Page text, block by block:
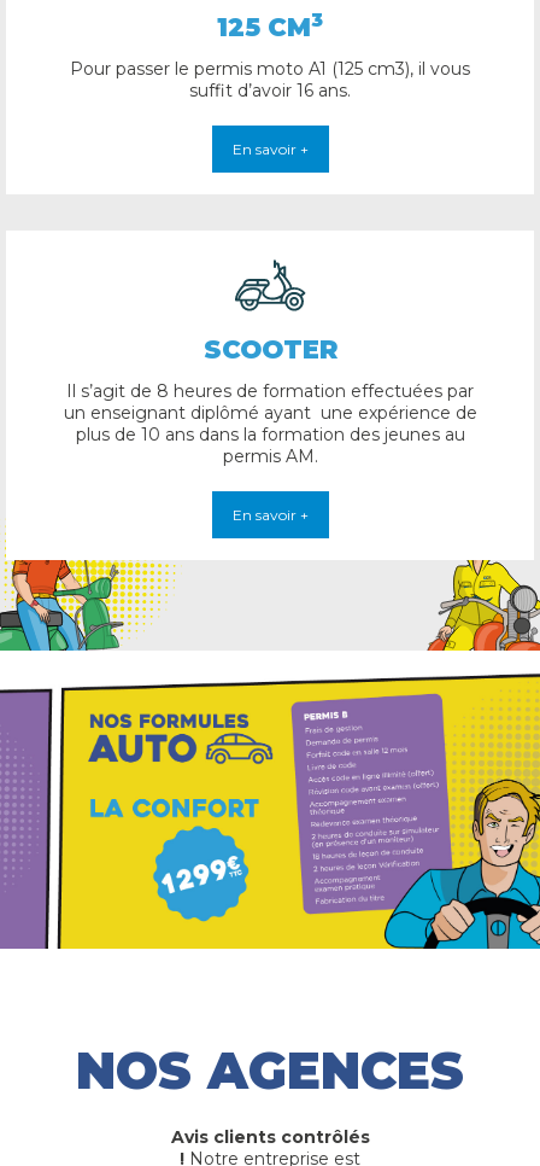
125 CM3
Pour passer le permis moto A1 (125 cm3), il vous
suffit d’avoir 16 ans.
En savoir +
SCOOTER
Il s’agit de 8 heures de formation effectuées par
un enseignant diplômé ayant une expérience de
plus de 10 ans dans la formation des jeunes au
permis AM.
En savoir +
NOS AGENCES
Avis clients contrôlés
! Notre entreprise est